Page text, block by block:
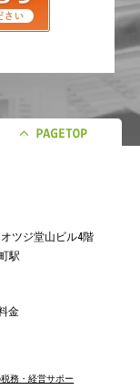
ツジ堂山ビル4階
駅
金
務・経営サポー